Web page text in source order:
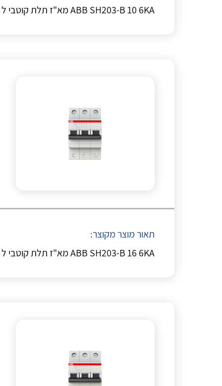
ABB SH203-B 10 6KA מא"ז תלת קוטבי ל
תאור מוצר מקוצר:
ABB SH203-B 16 6KA מא"ז תלת קוטבי ל